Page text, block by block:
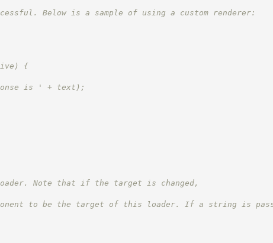
Below is a sample of using a custom renderer:
{
is ' + text);
Note that if the target is changed,
to be the target of this loader. If a string is